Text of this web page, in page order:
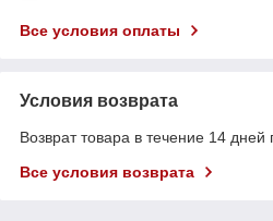
Все условия оплаты
Условия возврата
Возврат товара в течение 14 дней
Все условия возврата